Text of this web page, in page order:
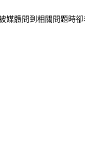
體問到相關問題時